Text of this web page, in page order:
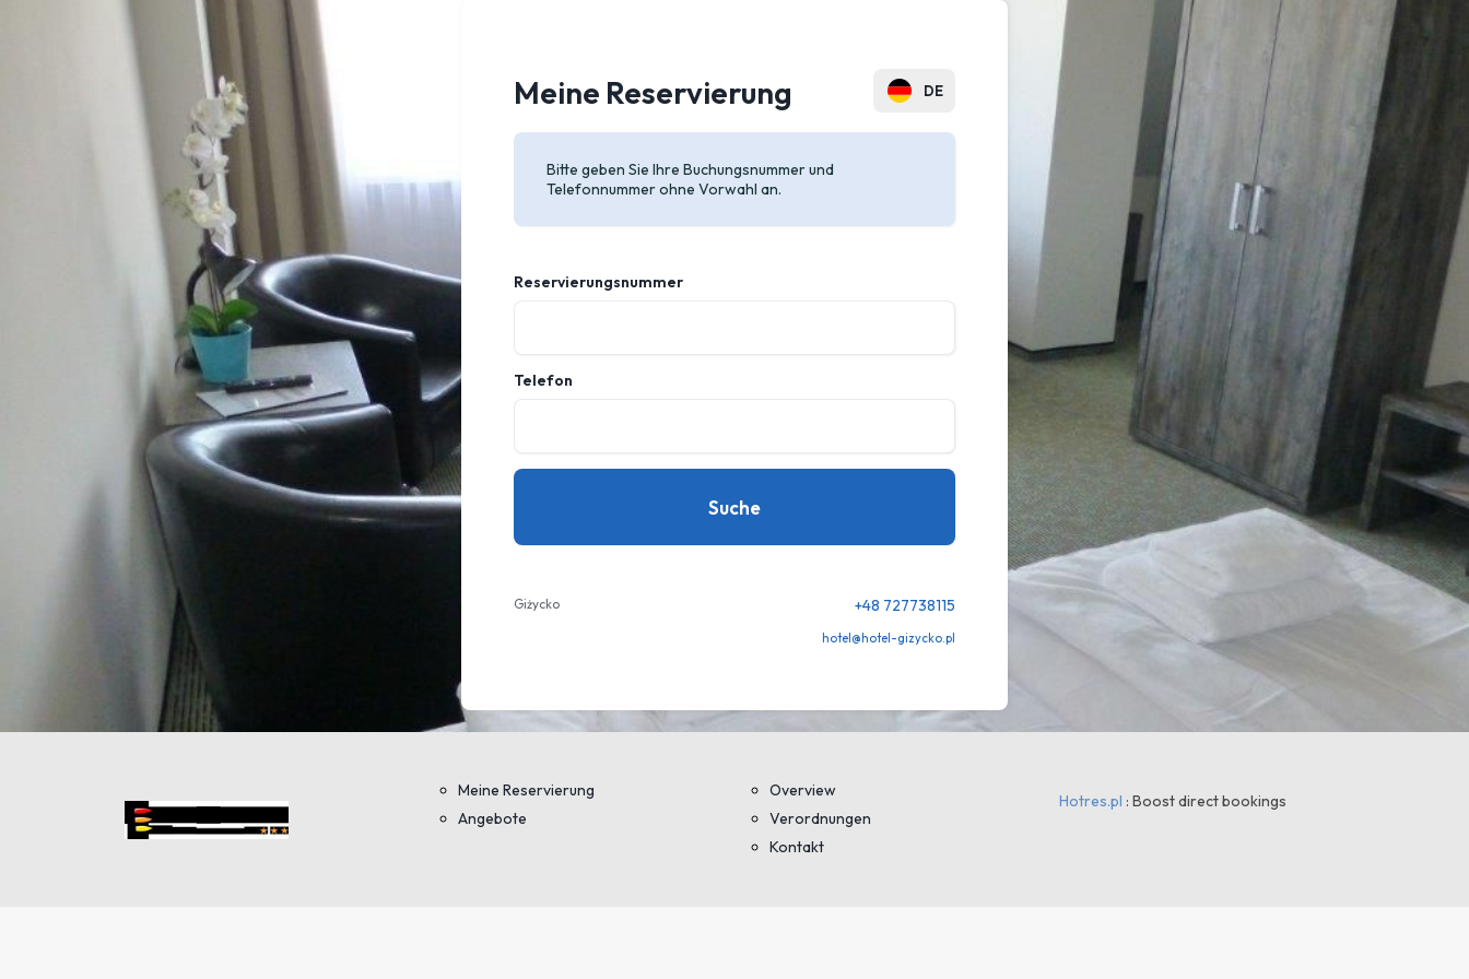
DE
PL
Meine Reservierung
Bitte geben Sie Ihre Buchungsnummer und
Telefonnummer ohne Vorwahl an.
Reservierungsnummer
Telefon
Suche
Giżycko +48 727738115
hotel@hotel-gizycko.pl
Meine Reservierung
Angebote
Overview
Verordnungen
Kontakt
Hotres.pl : Boost direct bookings